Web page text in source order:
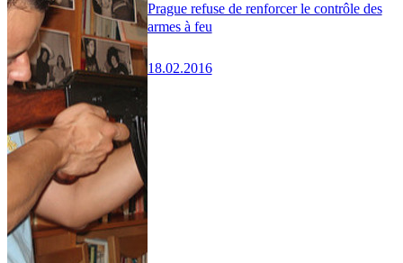
Prague refuse de renforcer le contrôle des
armes à feu
18.02.2016